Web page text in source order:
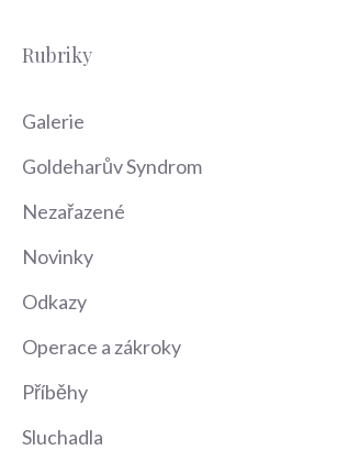
Rubriky
Galerie
Goldeharův Syndrom
Nezařazené
Novinky
Odkazy
Operace a zákroky
Příběhy
Sluchadla